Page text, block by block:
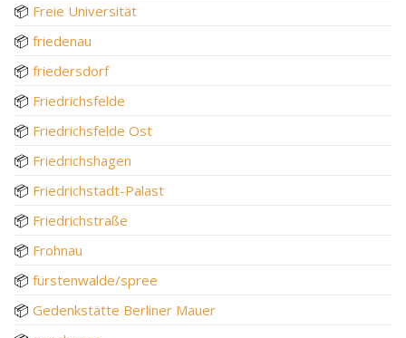
📦 Freie Universität
📦 friedenau
📦 friedersdorf
📦 Friedrichsfelde
📦 Friedrichsfelde Ost
📦 Friedrichshagen
📦 Friedrichstadt-Palast
📦 Friedrichstraße
📦 Frohnau
📦 fürstenwalde/spree
📦 Gedenkstätte Berliner Mauer